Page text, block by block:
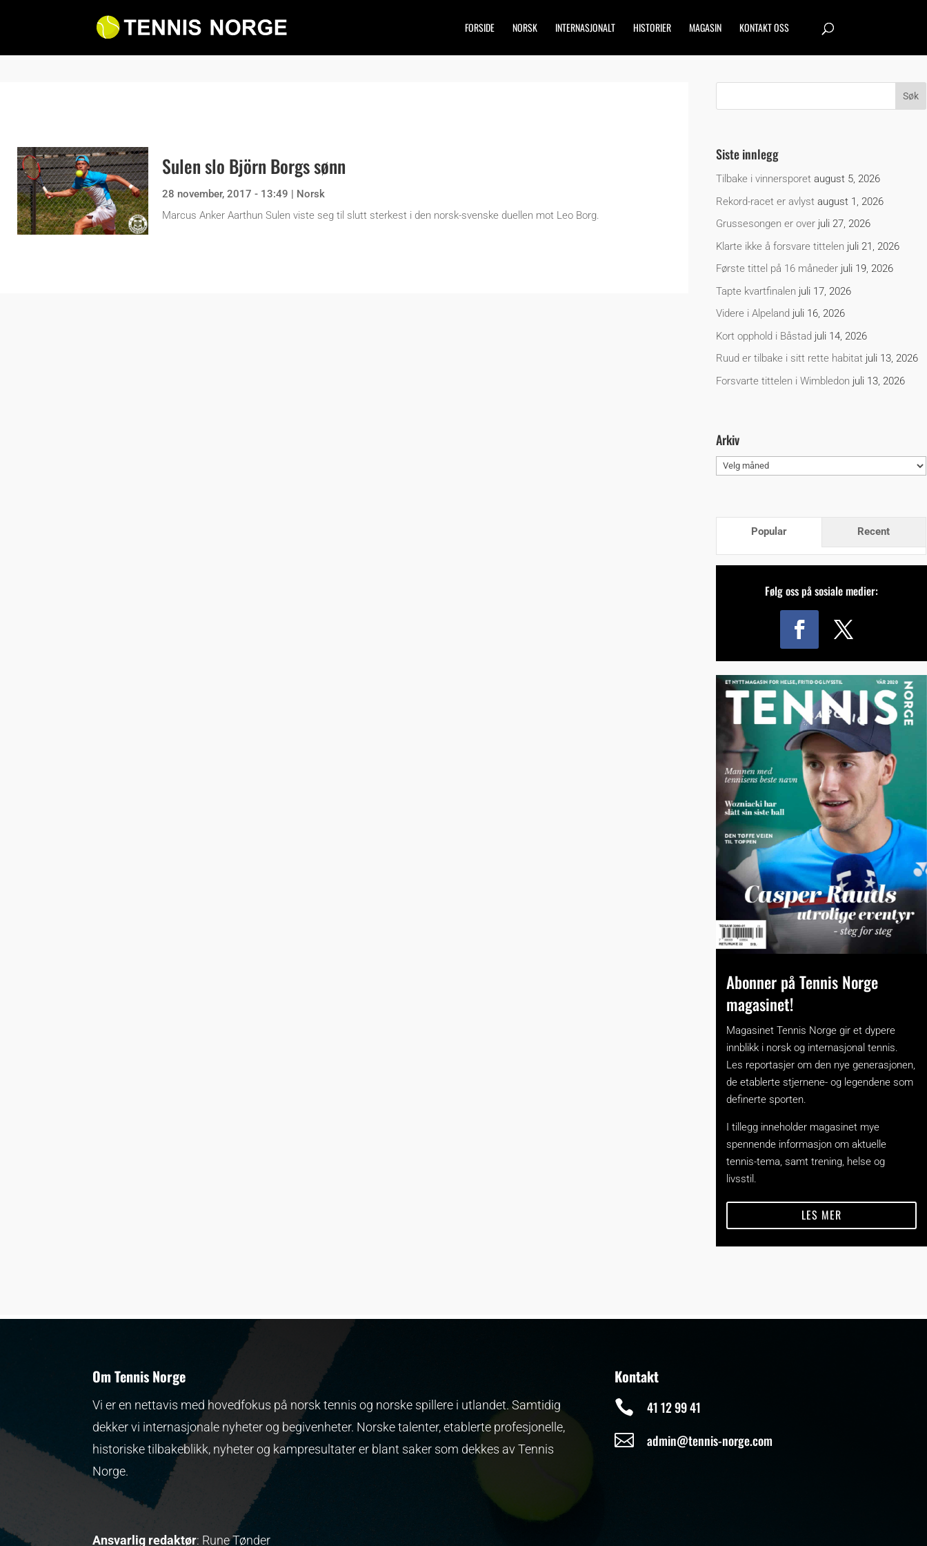
FORSIDE NORSK INTERNASJONALT HISTORIER MAGASIN KONTAKT OSS
Sulen slo Björn Borgs sønn
28 november, 2017 - 13:49
Norsk
Marcus Anker Aarthun Sulen viste seg til slutt sterkest i den norsk-svenske duellen mot Leo Borg.
Siste innlegg
Tilbake i vinnersporet august 5, 2026
Rekord-racet er avlyst august 1, 2026
Grussesongen er over juli 27, 2026
Klarte ikke å forsvare tittelen juli 21, 2026
Første tittel på 16 måneder juli 19, 2026
Tapte kvartfinalen juli 17, 2026
Videre i Alpeland juli 16, 2026
Kort opphold i Båstad juli 14, 2026
Ruud er tilbake i sitt rette habitat juli 13, 2026
Forsvarte tittelen i Wimbledon juli 13, 2026
Arkiv
Arkiv
Popular Recent
Følg oss på sosiale medier:
Abonner på Tennis Norge
magasinet!
Magasinet Tennis Norge gir et dypere
innblikk i norsk og internasjonal tennis.
Les reportasjer om den nye generasjonen,
de etablerte stjernene- og legendene som
definerte sporten.
I tillegg inneholder magasinet mye
spennende informasjon om aktuelle
tennis-tema, samt trening, helse og
livsstil.
LES MER
Om Tennis Norge
Vi er en nettavis med hovedfokus på norsk tennis og norske spillere i utlandet. Samtidig
dekker vi internasjonale nyheter og begivenheter. Norske talenter, etablerte profesjonelle,
historiske tilbakeblikk, nyheter og kampresultater er blant saker som dekkes av Tennis
Norge.
Ansvarlig redaktør: Rune Tønder
Kontakt
 41 12 99 41
 admin@tennis-norge.com